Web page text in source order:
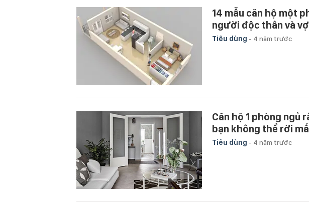
14 mẫu căn hộ một
người độc thân và
Tiêu dùng - 4 năm trước
Căn hộ 1 phòng ngủ
bạn không thể rời
Tiêu dùng - 4 năm trước